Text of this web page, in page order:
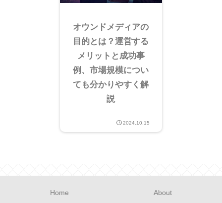
オウンドメディアの
目的とは？運営する
メリットと成功事
例、市場規模につい
ても分かりやすく解
説
2024.10.15
Home About